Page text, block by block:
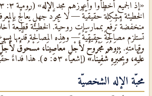
«إذ الجميع أخطأوا وأعوزهم مجد الإله
الخطيئة مشكلةٌ حقيقيّةٌ — لا مجرَّد جهلٍ يُعالَج
منخفضةٌ تُرفَع بممارساتٍ روحيّة. الخطيئة قطيعةٌ
تستلزم مصالحةً حقيقيّةٌ — وهذه المصالحة قدَّمها
وقيامته. «وَهُوَ مَجْرُوحٌ لأَجْلِ مَعَاصِينَا، مَسْحُوقٌ لأَجْلِ
عَلَيْهِ، وَبِحُبُرِهِ شُفِينَا.» (إشعياء ٥٣: ٥). هذا فداءٌ حقيقيٌّ لمشكلةٍ حقيقيّة.
محبّة الإله الشخصيّة